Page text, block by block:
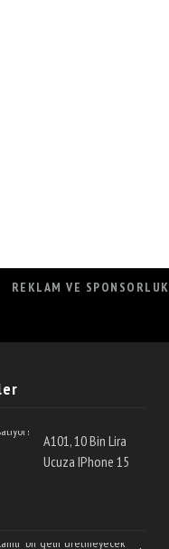
REKLAM VE SPONSORLUK
A101, 10 Bin Lira
Ucuza IPhone 15
Ve İPhone 11 Pro Max